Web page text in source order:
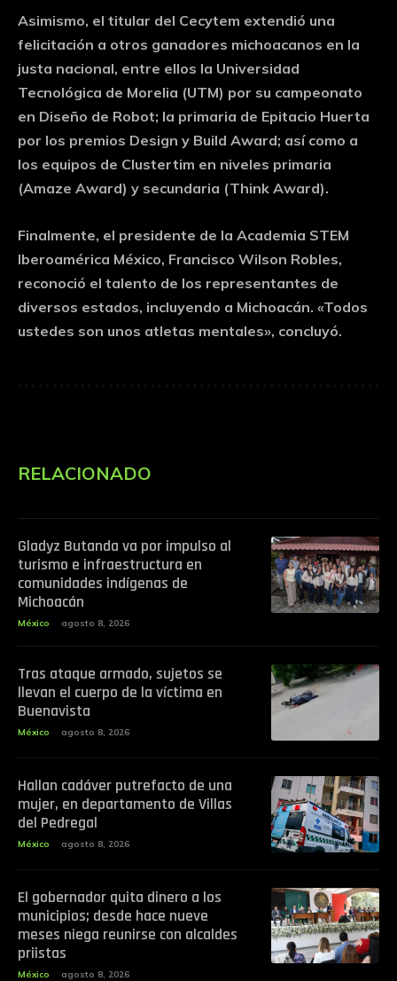
Asimismo, el titular del Cecytem extendió una
felicitación a otros ganadores michoacanos en la
justa nacional, entre ellos la Universidad
Tecnológica de Morelia (UTM) por su campeonato
en Diseño de Robot; la primaria de Epitacio Huerta
por los premios Design y Build Award; así como a
los equipos de Clustertim en niveles primaria
(Amaze Award) y secundaria (Think Award).
Finalmente, el presidente de la Academia STEM
Iberoamérica México, Francisco Wilson Robles,
reconoció el talento de los representantes de
diversos estados, incluyendo a Michoacán. «Todos
ustedes son unos atletas mentales», concluyó.
RELACIONADO
Gladyz Butanda va por impulso al
turismo e infraestructura en
comunidades indígenas de
Michoacán
México agosto 8, 2026
Tras ataque armado, sujetos se
llevan el cuerpo de la víctima en
Buenavista
México agosto 8, 2026
Hallan cadáver putrefacto de una
mujer, en departamento de Villas
del Pedregal
México agosto 8, 2026
El gobernador quita dinero a los
municipios; desde hace nueve
meses niega reunirse con alcaldes
priistas
México agosto 8, 2026